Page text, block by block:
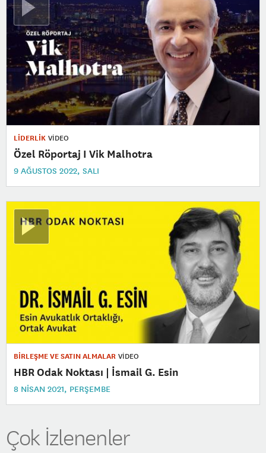
LİDERLİK VİDEO
Özel Röportaj I Vik Malhotra
9 AĞUSTOS 2022, SALI
BİRLEŞME VE SATIN ALMALAR VİDEO
HBR Odak Noktası | İsmail G. Esin
8 NISAN 2021, PERŞEMBE
Çok İzlenenler